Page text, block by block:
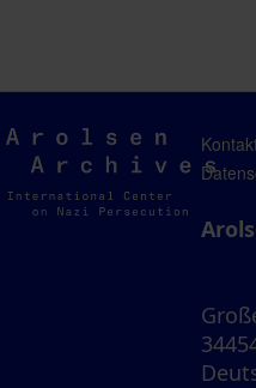
Arolsen
Archives